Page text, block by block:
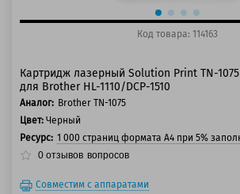
Код товара: 114163
Картридж лазерный Solution Print TN-
для Brother HL-1110/DCP-1510
Аналог: Brother TN-1075
Цвет: Черный
Ресурс: 1 000 страниц формата А4 при 5%
0 отзывов вопросов
Совместим с аппаратами